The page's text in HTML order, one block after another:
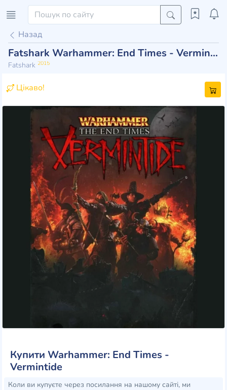
Назад
Fatshark Warhammer: End Times - Vermintide
Fatshark 2015
Цікаво!
Купити Warhammer: End Times -
Vermintide
Коли ви купуєте через посилання на нашому сайті, ми